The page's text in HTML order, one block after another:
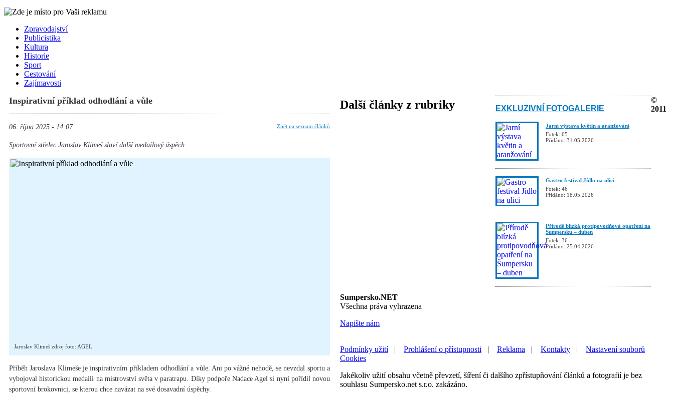
Zpravodajství
Publicistika
Kultura
Historie
Sport
Cestování
Zajímavosti
Inspirativní příklad odhodlání a vůle
06. října 2025 - 14:07 Zpět na seznam článků
Sportovní střelec Jaroslav Klimeš slaví další medailový úspěch
Jaroslav Klimeš zdroj foto: AGEL
Příběh Jaroslava Klimeše je inspirativním příkladem odhodlání a vůle. Ani po vážné nehodě, se nevzdal sportu a
vybojoval historickou medaili na mistrovství světa v paratrapu. Díky podpoře Nadace Agel si nyní pořídil novou
sportovní brokovnici, se kterou chce navázat na své dosavadní úspěchy.
Další články z rubriky EXKLUZIVNÍ FOTOGALERIE
Jarní výstava květin a aranžování
Fotek: 65
Přidáno: 31.05.2026
Gastro festival Jídlo na ulici
Fotek: 46
Přidáno: 18.05.2026
Přírodě blízká protipovodňová opatření na
Šumpersku – duben
Fotek: 36
Přidáno: 25.04.2026
©
2011
Sumpersko.NET
Všechna práva vyhrazena
Napište nám
Podmínky užití Prohlášení o přístupnosti Reklama Kontakty
Nastavení souborů
Cookies
Jakékoliv užití obsahu včetně převzetí, šíření či dalšího zpřístupňování článků a fotografií je bez
souhlasu Sumpersko.net s.r.o. zakázáno.